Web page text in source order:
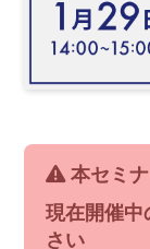
本セミ
現在開催中
さい